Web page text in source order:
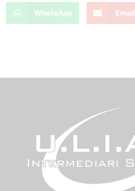
WhatsApp Email